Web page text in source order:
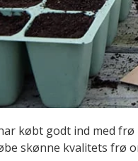
købt godt ind med
skønne kvalitets frø